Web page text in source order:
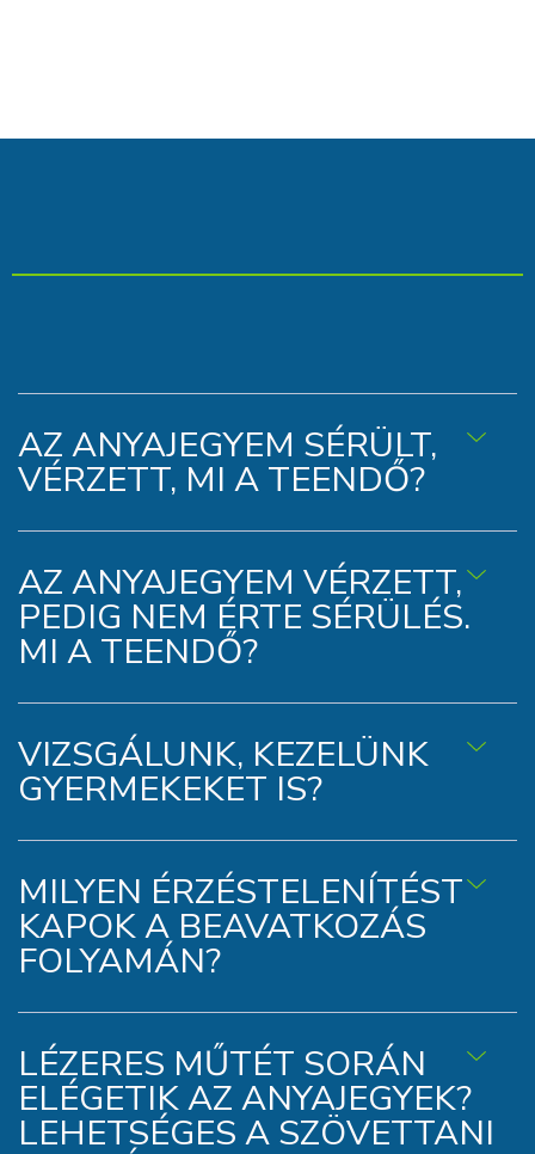
AZ ANYAJEGYEM SÉRÜLT,
VÉRZETT, MI A TEENDŐ?
AZ ANYAJEGYEM VÉRZETT,
PEDIG NEM ÉRTE SÉRÜLÉS.
MI A TEENDŐ?
VIZSGÁLUNK, KEZELÜNK
GYERMEKEKET IS?
MILYEN ÉRZÉSTELENÍTÉST
KAPOK A BEAVATKOZÁS
FOLYAMÁN?
LÉZERES MŰTÉT SORÁN
ELÉGETIK AZ ANYAJEGYEK?
LEHETSÉGES A SZÖVETTANI